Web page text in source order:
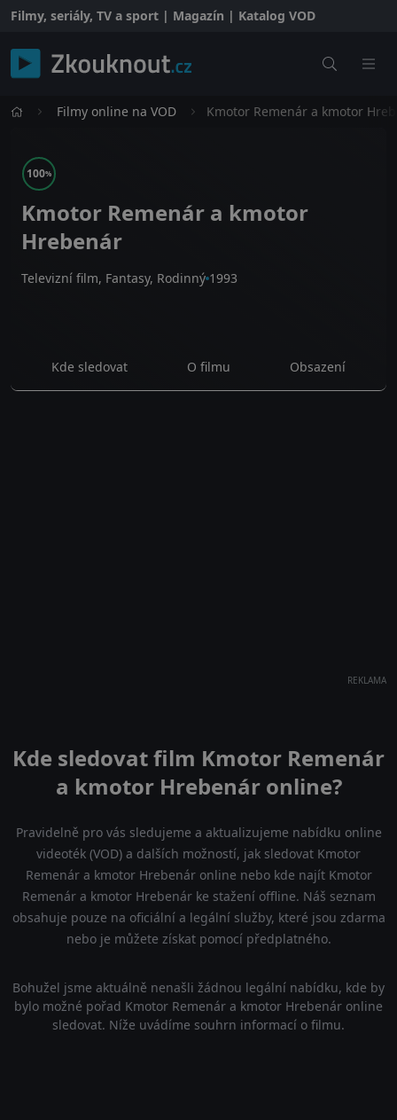
Filmy, seriály, TV a sport | Magazín | Katalog VOD
Filmy online na VOD Kmotor Remenár a kmotor
100%
Kmotor Remenár a kmotor
Hrebenár
Televizní film, Fantasy, Rodinný 1993
Kde sledovat O filmu Obsazení
REKLAMA
Kde sledovat film Kmotor Remenár
a kmotor Hrebenár online?
Pravidelně pro vás sledujeme a aktualizujeme nabídku online
videoték (VOD) a dalších možností, jak sledovat Kmotor
Remenár a kmotor Hrebenár online nebo kde najít Kmotor
Remenár a kmotor Hrebenár ke stažení offline. Náš seznam
obsahuje pouze na oficiální a legální služby, které jsou zdarma
nebo je můžete získat pomocí předplatného.
Bohužel jsme aktuálně nenašli žádnou legální nabídku, kde by
bylo možné pořad Kmotor Remenár a kmotor Hrebenár online
sledovat. Níže uvádíme souhrn informací o filmu.